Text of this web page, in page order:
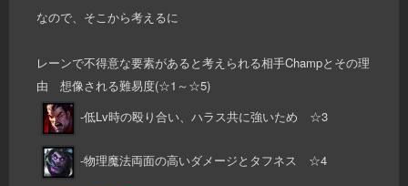
なので、そこから考えるに
レーンで不得意な要素があると考えられる相手Champとその理
由 想像される難易度(☆1～☆5)
-低Lv時の殴り合い、ハラス共に強いため ☆3
-物理魔法両面の高いダメージとタフネス ☆4